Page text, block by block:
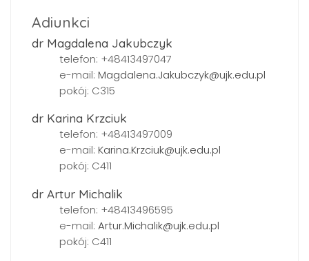
Adiunkci
dr Magdalena Jakubczyk
telefon: +48413497047
e-mail: Magdalena.Jakubczyk@ujk.edu.pl
pokój: C315
dr Karina Krzciuk
telefon: +48413497009
e-mail: Karina.Krzciuk@ujk.edu.pl
pokój: C411
dr Artur Michalik
telefon: +48413496595
e-mail: Artur.Michalik@ujk.edu.pl
pokój: C411